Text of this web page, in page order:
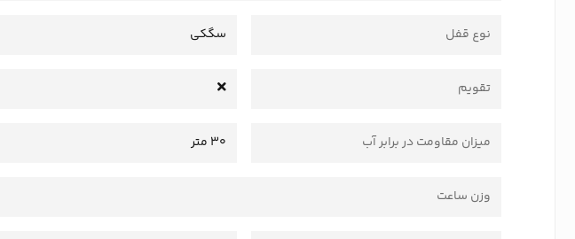
نوع قفل سگکی
تقویم
میزان مقاومت در برابر آب 30 متر
وزن ساعت